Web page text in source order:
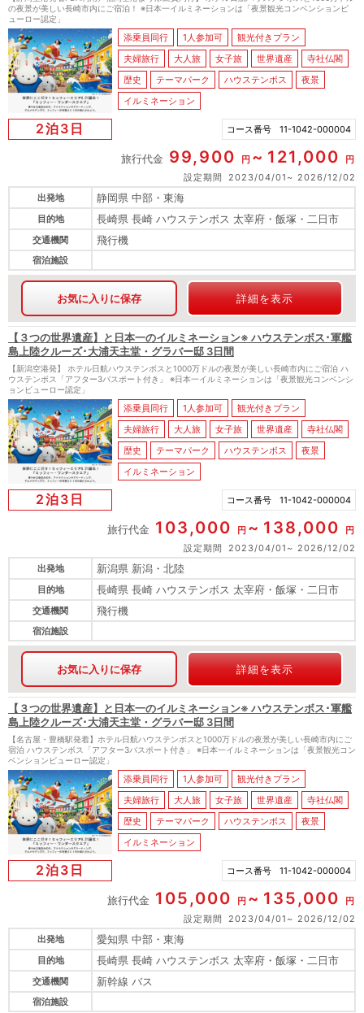
の夜景が美しい長崎市内にご宿泊！ ※日本一イルミネーションは「夜景観光コンベンションビ
ューロー認定」
添乗員同行 1人参加可
観光付きプラン
夫婦旅行
大人旅 女子旅 世界遺産
寺社仏閣
歴史
テーマパーク ハウステンボス
夜景
イルミネーション
2泊3日 コース番号 11-1042-000004
旅行代金 99,900 円 121,000
円
設定期間
2023/04/01
2026/12/02
出発地
静岡県 中部・東海
目的地 長崎県 長崎 ハウステンボス 太宰府・飯塚・二日市
交通機関 飛行機
宿泊施設
お気に入りに保存 詳細を表示
【３つの世界遺産】と日本一のイルミネーション※ ハウステンボス･軍艦
島上陸クルーズ･大浦天主堂・グラバー邸 3日間
【新潟空港発】 ホテル日航ハウステンボスと1000万ドルの夜景が美しい長崎市内にご宿泊 ハ
ウステンボス「アフター3パスポート付き」 ※日本一イルミネーションは「夜景観光コンベンシ
ョンビューロー認定」
添乗員同行 1人参加可
観光付きプラン
夫婦旅行
大人旅 女子旅 世界遺産
寺社仏閣
歴史
テーマパーク ハウステンボス
夜景
イルミネーション
2泊3日 コース番号 11-1042-000004
旅行代金 103,000 円 138,000
円
設定期間
2023/04/01
2026/12/02
出発地
新潟県 新潟・北陸
目的地 長崎県 長崎 ハウステンボス 太宰府・飯塚・二日市
交通機関 飛行機
宿泊施設
お気に入りに保存 詳細を表示
【３つの世界遺産】と日本一のイルミネーション※ ハウステンボス･軍艦
島上陸クルーズ･大浦天主堂・グラバー邸 3日間
【名古屋・豊橋駅発着】ホテル日航ハウステンボスと1000万ドルの夜景が美しい長崎市内にご
宿泊 ハウステンボス「アフター3パスポート付き」 ※日本一イルミネーションは「夜景観光コン
ベンションビューロー認定」
添乗員同行 1人参加可
観光付きプラン
夫婦旅行
大人旅 女子旅 世界遺産
寺社仏閣
歴史
テーマパーク ハウステンボス
夜景
イルミネーション
2泊3日 コース番号 11-1042-000004
旅行代金 105,000 円 135,000
円
設定期間
2023/04/01
2026/12/02
出発地
愛知県 中部・東海
目的地 長崎県 長崎 ハウステンボス 太宰府・飯塚・二日市
交通機関 新幹線 バス
宿泊施設